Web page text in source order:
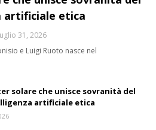
artificiale etica
31, 2026
e Luigi Ruoto nasce nel
solare che unisce sovranità del
artificiale etica